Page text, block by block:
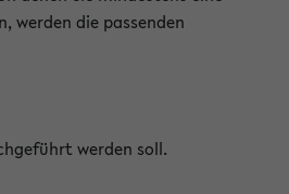
werden die passenden
werden soll.